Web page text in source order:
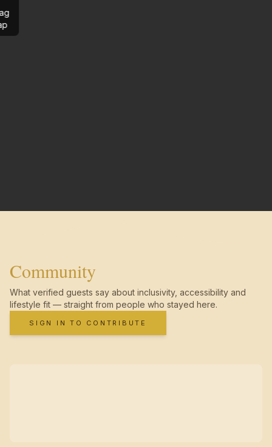
Community
What verified guests say about inclusivity, accessibility and
lifestyle fit — straight from people who stayed here.
SIGN IN TO CONTRIBUTE